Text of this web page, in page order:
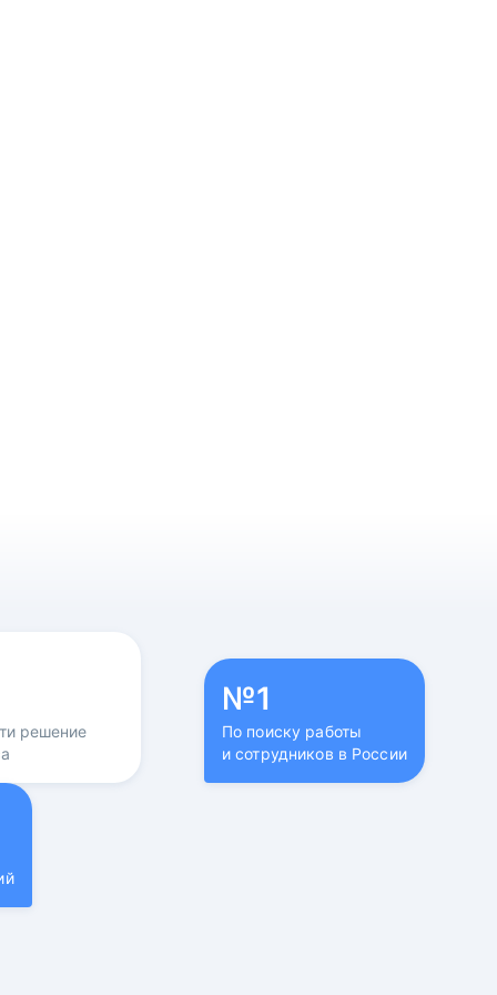
решение
№1
По поиску работы
и сотрудников в России